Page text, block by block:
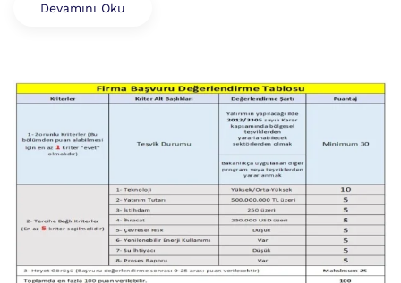
Devamını Oku